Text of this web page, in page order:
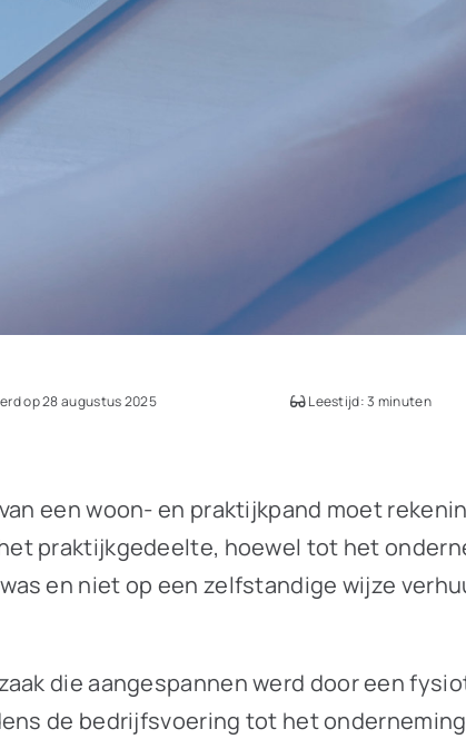
op 28 augustus 2025 Leestijd: 3 minuten
een woon- en praktijkpand moet
praktijkgedeelte, hoewel tot het
en niet op een zelfstandige wijze
die aangespannen werd door een
de bedrijfsvoering tot het